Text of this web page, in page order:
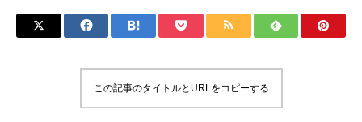
この記事のタイトルとURLをコピーする